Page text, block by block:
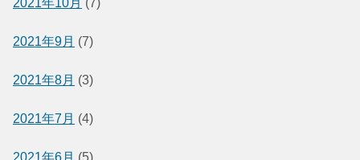
2021年9月 (7)
2021年8月 (3)
2021年7月 (4)
2021年6月 (5)